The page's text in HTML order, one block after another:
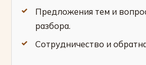
Предложения тем и
разбора.
Сотрудничество и